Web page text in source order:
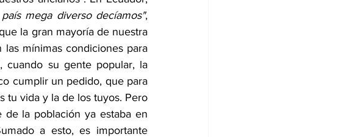
mega diverso decíamos",
la gran mayoría de nuestra
mínimas condiciones para
cuando su gente popular, la
cumplir un pedido, que para
la población ya estaba en
a esto, es importante